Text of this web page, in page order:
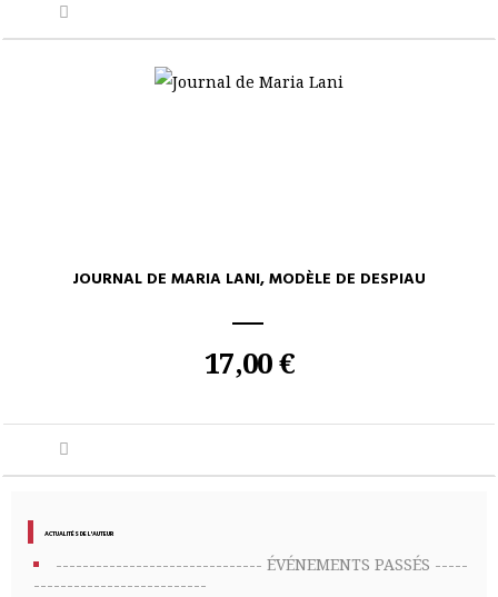
JOURNAL DE MARIA LANI, MODÈLE DE DESPIAU
17,00 €
ACTUALITÉS DE L'AUTEUR
------------------------------- ÉVÉNEMENTS PASSÉS -----
--------------------------